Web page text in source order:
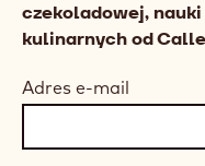
czekoladowej,
kulinarnych od
Adres e-mail